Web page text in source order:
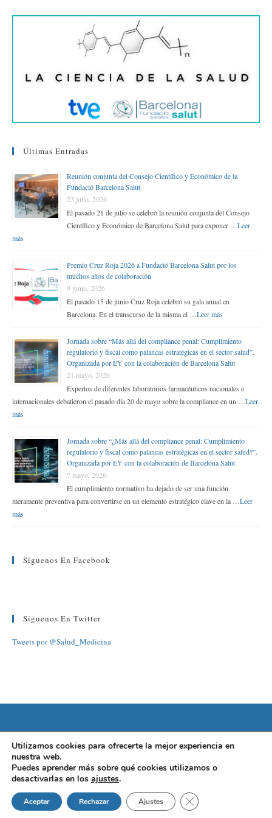
r
Últimas Entradas
Reunión conjunta del Consejo Científico y Económico de la
Fundació Barcelona Salut
23 julio, 2026
El pasado 21 de julio se celebró la reunión conjunta del Consejo
Científico y Económico de Barcelona Salut para exponer … Leer
más
Premio Cruz Roja 2026 a Fundació Barcelona Salut por los
muchos años de colaboración
9 junio, 2026
El pasado 15 de junio Cruz Roja celebró su gala anual en
Barcelona. En el transcurso de la misma el … Leer más
Jornada sobre “Más allá del compliance penal: Cumplimiento
regulatorio y fiscal como palancas estratégicas en el sector salud”.
Organizada por EY con la colaboración de Barcelona Salut
21 mayo, 2026
Expertos de diferentes laboratorios farmacéuticos nacionales e
internacionales debatieron el pasado día 20 de mayo sobre la compliance en un … Leer
más
Jornada sobre “¿Más allá del compliance penal: Cumplimiento
regulatorio y fiscal como palancas estratégicas en el sector salud?”.
Organizada por EY con la colaboración de Barcelona Salut
7 mayo, 2026
El cumplimiento normativo ha dejado de ser una función
meramente preventiva para convertirse en un elemento estratégico clave en la … Leer
más
Síguenos En Facebook
Síguenos En Twitter
Tweets por @Salud_Medicina
©2022 FUNDACIÓN BARCELONA SALUD
AVISO LEGAL|POLÍTICA DE PRIVACIDAD|POLÍTICA DE
COOKIES
Utilizamos cookies para ofrecerte la mejor experiencia en
nuestra web.
Puedes aprender más sobre qué cookies utilizamos o
desactivarlas en los ajustes.
Aceptar Rechazar Ajustes Cerrar el banner de